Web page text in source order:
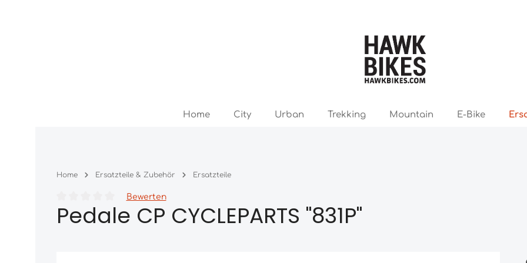
Home City Urban Trekking Mountain E-Bike
Home Ersatzteile & Zubehör Ersatzteile
Durchschnittliche Bewertung von 0 von 5 Sternen
Bewerten
Pedale CP CYCLEPARTS "831P"